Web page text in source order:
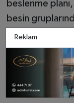
beslenme
besin
önemlidir.
Kemik
sağlıklı
Reklam